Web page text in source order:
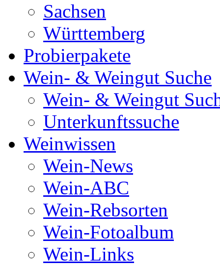
Sachsen
Württemberg
Probierpakete
Wein- & Weingut Suche
Wein- & Weingut
Unterkunftssuche
Weinwissen
Wein-News
Wein-ABC
Wein-Rebsorten
Wein-Fotoalbum
Wein-Links